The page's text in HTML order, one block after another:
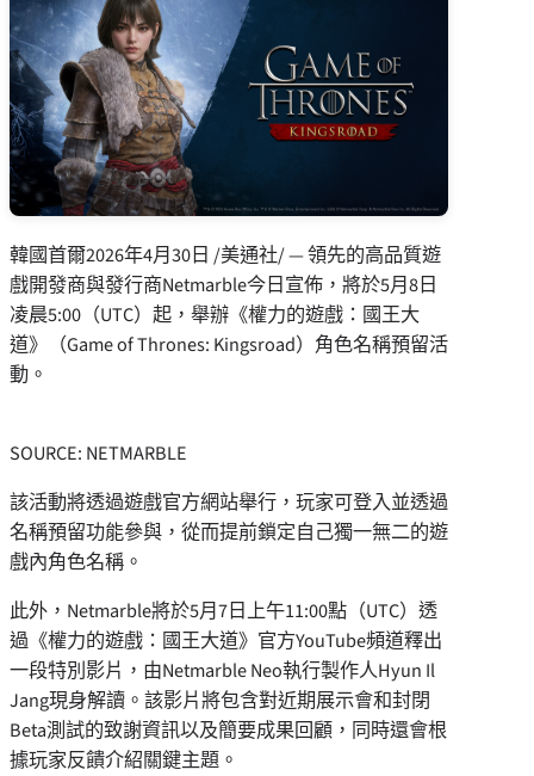
韓國首爾2026年4月30日 /美通社/ — 領先的高品質遊
戲開發商與發行商Netmarble今日宣佈，將於5月8日
凌晨5:00（UTC）起，舉辦《權力的遊戲：國王大
道》（Game of Thrones: Kingsroad）角色名稱預留活
動。
SOURCE: NETMARBLE
該活動將透過遊戲官方網站舉行，玩家可登入並透過
名稱預留功能參與，從而提前鎖定自己獨一無二的遊
戲內角色名稱。
此外，Netmarble將於5月7日上午11:00點（UTC）透
過《權力的遊戲：國王大道》官方YouTube頻道釋出
一段特別影片，由Netmarble Neo執行製作人Hyun Il
Jang現身解讀。該影片將包含對近期展示會和封閉
Beta測試的致謝資訊以及簡要成果回顧，同時還會根
據玩家反饋介紹關鍵主題。